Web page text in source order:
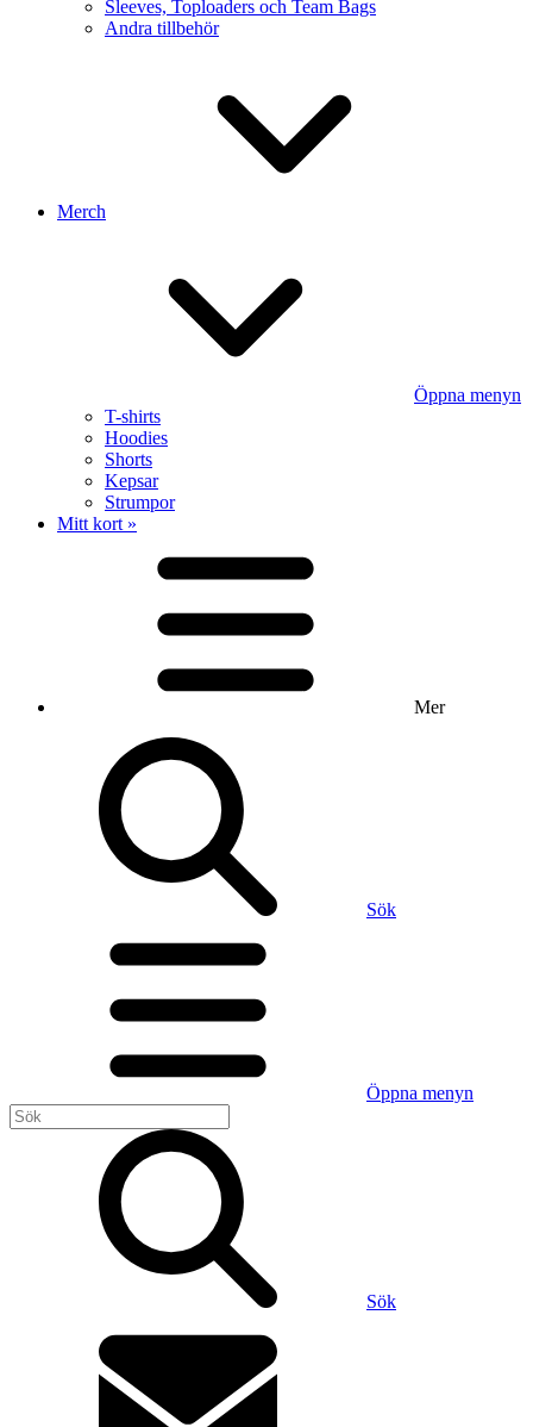
Sleeves, Toploaders och Team Bags
Andra tillbehör
Merch
Öppna menyn
T-shirts
Hoodies
Shorts
Kepsar
Strumpor
Mitt kort »
Mer
Sök
Öppna menyn
Sök